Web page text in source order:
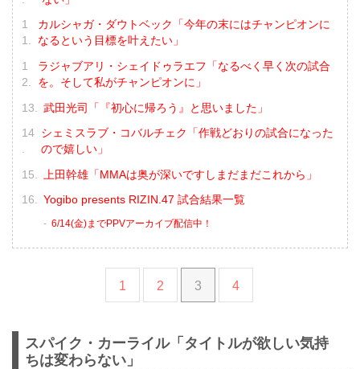
カルシャガ・ダウトベック「今年の末にはチャンピオンに
なるという目標を叶えたい」
ラジャブアリ・シェイドゥラエフ「なるべく早く次の試合
を。そして私がチャンピオンに」
武田光司「『初心に帰ろう』と思いました」
シェミスラブ・コバルチェク「作戦どおりの試合になった
ので嬉しい」
上田幹雄「MMAは奥が深いですしまだまだこれから」
Yogibo presents RIZIN.47 試合結果一覧
6/14(金)までPPVアーカイブ配信中！
1 2 3 4
スパイク・カーライル「タイトルが欲しい気持
ちは変わらない」